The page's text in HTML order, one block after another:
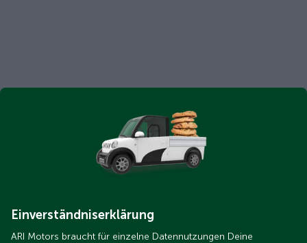
Einverständniserklärung
ARI Motors braucht für einzelne Datennutzungen Deine